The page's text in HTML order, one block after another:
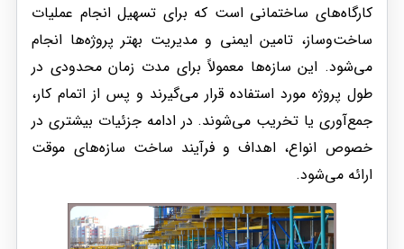
کارگاه‌های ساختمانی است که برای تسهیل انجام عملیات
ساخت‌وساز، تامین ایمنی و مدیریت بهتر پروژه‌ها انجام
می‌شود. این سازه‌ها معمولاً برای مدت زمان محدودی در
طول پروژه مورد استفاده قرار می‌گیرند و پس از اتمام کار،
جمع‌آوری یا تخریب می‌شوند. در ادامه جزئیات بیشتری در
خصوص انواع، اهداف و فرآیند ساخت سازه‌های موقت
ارائه می‌شود.